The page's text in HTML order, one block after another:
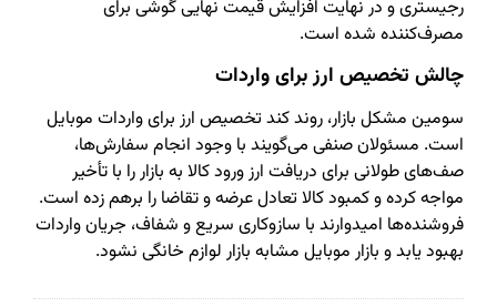
رجیستری و در نهایت افزایش قیمت نهایی گوشی برای
مصرف‌کننده شده است.
چالش تخصیص ارز برای واردات
سومین مشکل بازار، روند کند تخصیص ارز برای واردات موبایل
است. مسئولان صنفی می‌گویند با وجود انجام سفارش‌ها،
صف‌های طولانی برای دریافت ارز ورود کالا به بازار را با تأخیر
مواجه کرده و کمبود کالا تعادل عرضه و تقاضا را برهم زده است.
فروشنده‌ها امیدوارند با سازوکاری سریع و شفاف، جریان واردات
بهبود یابد و بازار موبایل مشابه بازار لوازم خانگی نشود.